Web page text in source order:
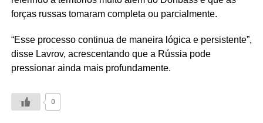
forças russas tomaram completa ou parcialmente.
“Esse processo continua de maneira lógica e persistente”,
disse Lavrov, acrescentando que a Rússia pode
pressionar ainda mais profundamente.
0